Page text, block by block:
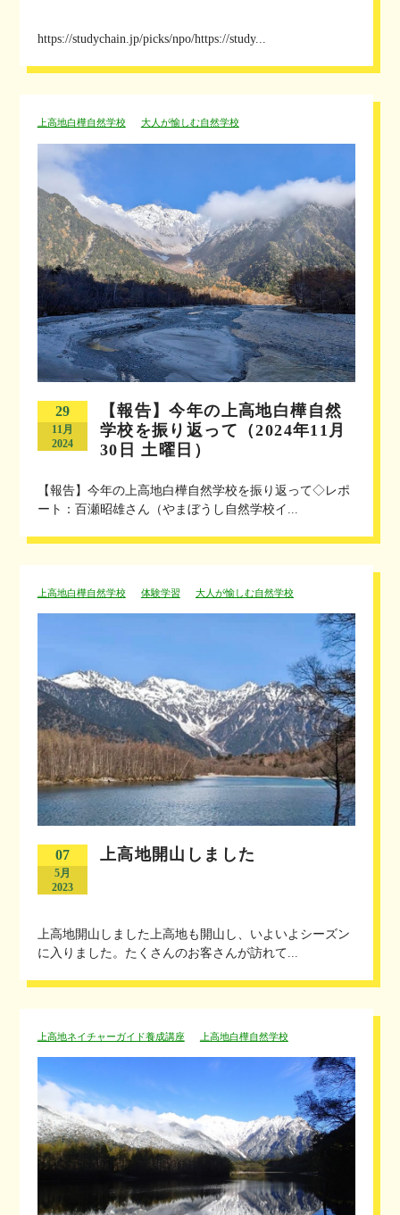
https://studychain.jp/picks/npo/https://study...
上高地白樺自然学校 大人が愉しむ自然学校
29
11月
2024
【報告】今年の上高地白樺自然
学校を振り返って（2024年11月
30日 土曜日）
【報告】今年の上高地白樺自然学校を振り返って◇レポ
ート：百瀬昭雄さん（やまぼうし自然学校イ...
上高地白樺自然学校 体験学習 大人が愉しむ自然学校
07
5月
2023
上高地開山しました
上高地開山しました上高地も開山し、いよいよシーズン
に入りました。たくさんのお客さんが訪れて...
上高地ネイチャーガイド養成講座 上高地白樺自然学校